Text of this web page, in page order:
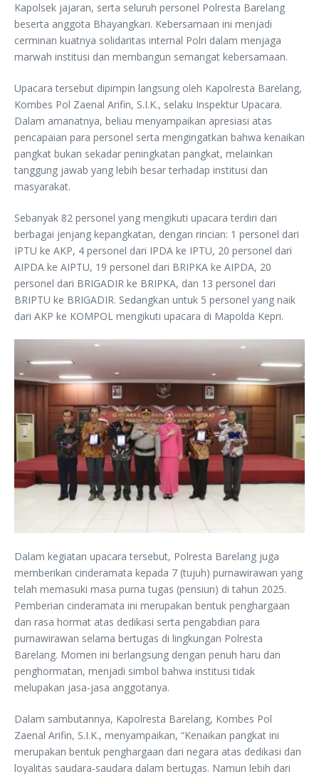
Kapolsek jajaran, serta seluruh personel Polresta Barelang
beserta anggota Bhayangkari. Kebersamaan ini menjadi
cerminan kuatnya solidaritas internal Polri dalam menjaga
marwah institusi dan membangun semangat kebersamaan.
Upacara tersebut dipimpin langsung oleh Kapolresta Barelang,
Kombes Pol Zaenal Arifin, S.I.K., selaku Inspektur Upacara.
Dalam amanatnya, beliau menyampaikan apresiasi atas
pencapaian para personel serta mengingatkan bahwa kenaikan
pangkat bukan sekadar peningkatan pangkat, melainkan
tanggung jawab yang lebih besar terhadap institusi dan
masyarakat.
Sebanyak 82 personel yang mengikuti upacara terdiri dari
berbagai jenjang kepangkatan, dengan rincian: 1 personel dari
IPTU ke AKP, 4 personel dari IPDA ke IPTU, 20 personel dari
AIPDA ke AIPTU, 19 personel dari BRIPKA ke AIPDA, 20
personel dari BRIGADIR ke BRIPKA, dan 13 personel dari
BRIPTU ke BRIGADIR. Sedangkan untuk 5 personel yang naik
dari AKP ke KOMPOL mengikuti upacara di Mapolda Kepri.
Dalam kegiatan upacara tersebut, Polresta Barelang juga
memberikan cinderamata kepada 7 (tujuh) purnawirawan yang
telah memasuki masa purna tugas (pensiun) di tahun 2025.
Pemberian cinderamata ini merupakan bentuk penghargaan
dan rasa hormat atas dedikasi serta pengabdian para
purnawirawan selama bertugas di lingkungan Polresta
Barelang. Momen ini berlangsung dengan penuh haru dan
penghormatan, menjadi simbol bahwa institusi tidak
melupakan jasa-jasa anggotanya.
Dalam sambutannya, Kapolresta Barelang, Kombes Pol
Zaenal Arifin, S.I.K., menyampaikan, “Kenaikan pangkat ini
merupakan bentuk penghargaan dari negara atas dedikasi dan
loyalitas saudara-saudara dalam bertugas. Namun lebih dari